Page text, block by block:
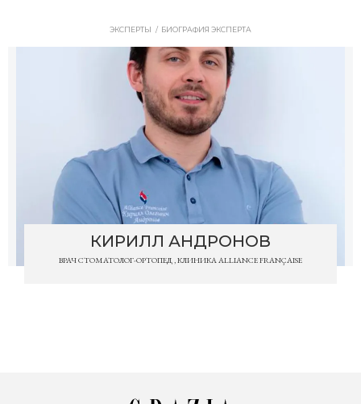
ЭКСПЕРТЫ БИОГРАФИЯ ЭКСПЕРТА
КИРИЛЛ АНДРОНОВ
ВРАЧ СТОМАТОЛОГ-ОРТОПЕД , КЛИНИКА ALLIANCE FRANÇAISE